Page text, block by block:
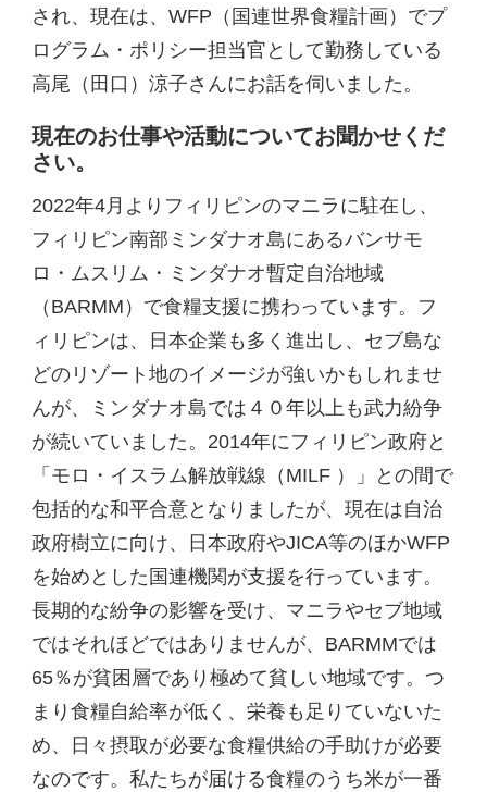
され、現在は、WFP（国連世界食糧計画）でプ
ログラム・ポリシー担当官として勤務している
高尾（田口）涼子さんにお話を伺いました。
現在のお仕事や活動についてお聞かせくだ
さい。
2022年4月よりフィリピンのマニラに駐在し、
フィリピン南部ミンダナオ島にあるバンサモ
ロ・ムスリム・ミンダナオ暫定自治地域
（BARMM）で食糧支援に携わっています。フ
ィリピンは、日本企業も多く進出し、セブ島な
どのリゾート地のイメージが強いかもしれませ
んが、ミンダナオ島では４０年以上も武力紛争
が続いていました。2014年にフィリピン政府と
「モロ・イスラム解放戦線（MILF ）」との間で
包括的な和平合意となりましたが、現在は自治
政府樹立に向け、日本政府やJICA等のほかWFP
を始めとした国連機関が支援を行っています。
長期的な紛争の影響を受け、マニラやセブ地域
ではそれほどではありませんが、BARMMでは
65％が貧困層であり極めて貧しい地域です。つ
まり食糧自給率が低く、栄養も足りていないた
め、日々摂取が必要な食糧供給の手助けが必要
なのです。私たちが届ける食糧のうち米が一番